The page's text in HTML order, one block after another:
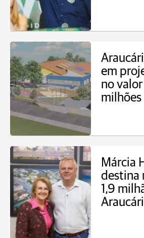
em
no
milhões
Márcia
destina
1,9